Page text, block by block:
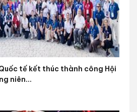
tế kết thúc thành công Hội
niên...